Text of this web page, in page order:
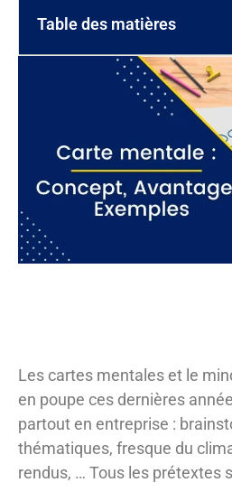
Table des matières
Les cartes mentales et le
en poupe ces dernières
partout en entreprise :
thématiques, fresque du
rendus, … Tous les prétextes